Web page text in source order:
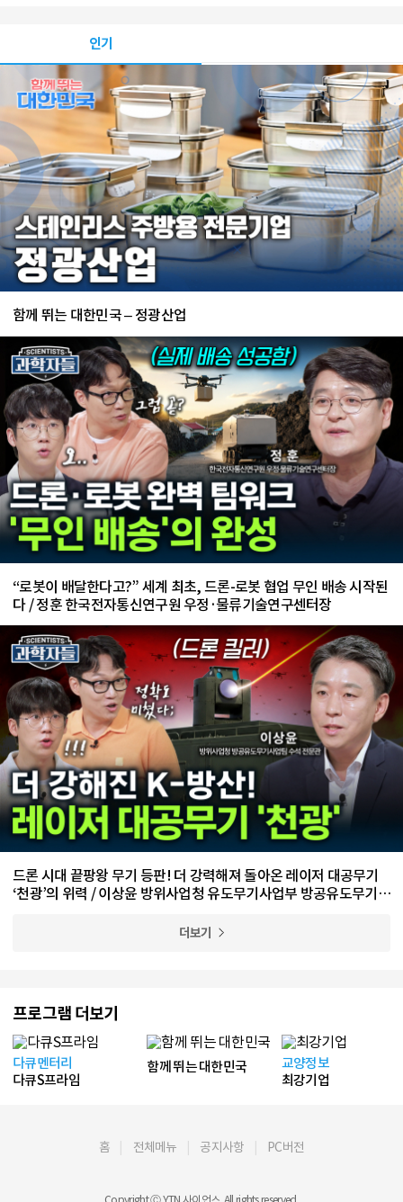
인기
함께 뛰는 대한민국 – 정광산업
“로봇이 배달한다고?” 세계 최초, 드론-로봇 협업 무인 배송 시작된
다 / 정훈 한국전자통신연구원 우정·물류기술연구센터장
드론 시대 끝팡왕 무기 등판! 더 강력해져 돌아온 레이저 대공무기
‘천광’의 위력 / 이상윤 방위사업청 유도무기사업부 방공유도무기사
더보기
프로그램 더보기
다큐멘터리
다큐S프라임
함께 뛰는 대한민국
교양정보
최강기업
홈 전체메뉴 공지사항 PC버전